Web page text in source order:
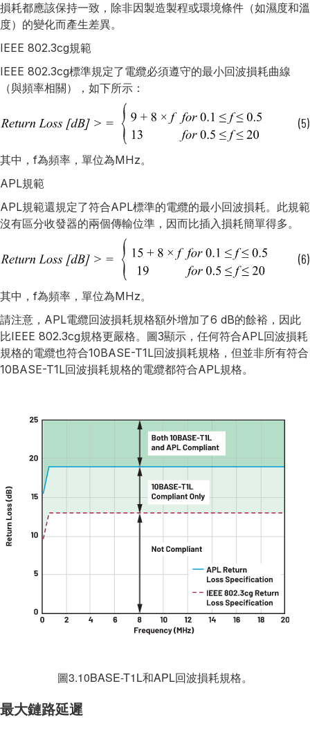
損耗都應該保持一致，除非因製造製程或環境條件（如濕度和溫
度）的變化而產生差異。
IEEE 802.3cg規範
IEEE 802.3cg標準規定了電纜必須遵守的最小回波損耗曲線
（與頻率相關），如下所示：
其中，f為頻率，單位為MHz。
APL規範
APL規範還規定了符合APL標準的電纜的最小回波損耗。此規範
沒有區分收發器的兩個傳輸位準，因而比插入損耗簡單得多。
其中，f為頻率，單位為MHz。
請注意，APL電纜回波損耗規格額外增加了6 dB的餘裕，因此
比IEEE 802.3cg規格更嚴格。圖3顯示，任何符合APL回波損耗
規格的電纜也符合10BASE-T1L回波損耗規格，但並非所有符合
10BASE-T1L回波損耗規格的電纜都符合APL規格。
圖3.10BASE-T1L和APL回波損耗規格。
最大鏈路延遲